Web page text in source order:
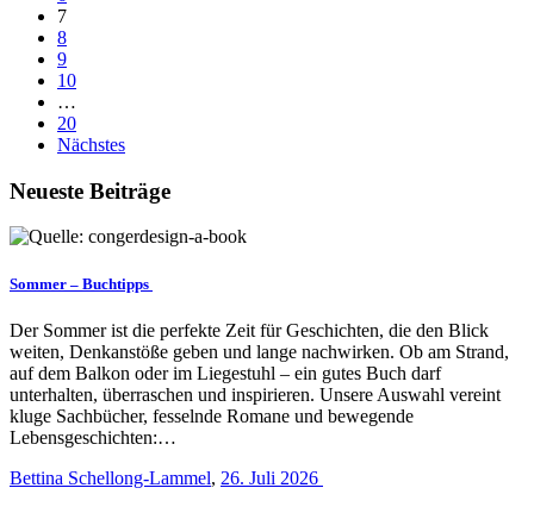
7
8
9
10
…
20
Nächstes
Neueste Beiträge
Sommer – Buchtipps
Der Sommer ist die perfekte Zeit für Geschichten, die den Blick
weiten, Denkanstöße geben und lange nachwirken. Ob am Strand,
auf dem Balkon oder im Liegestuhl – ein gutes Buch darf
unterhalten, überraschen und inspirieren. Unsere Auswahl vereint
kluge Sachbücher, fesselnde Romane und bewegende
Lebensgeschichten:…
Bettina Schellong-Lammel, 26. Juli 2026